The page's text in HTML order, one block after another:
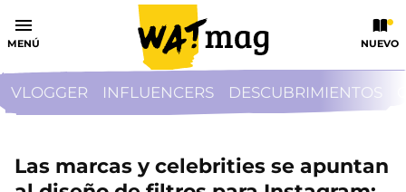
MENÚ NUEVO
VLOGGER INFLUENCERS DESCUBRIMIENTOS
Las marcas y celebrities se apuntan